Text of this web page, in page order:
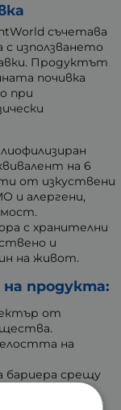
съчетава
използването
Продуктът
почивка
при
на 6
от изкуствени
и алергени,
с хранителни
и
на живот.
продукта:
от
на
бариера срещу